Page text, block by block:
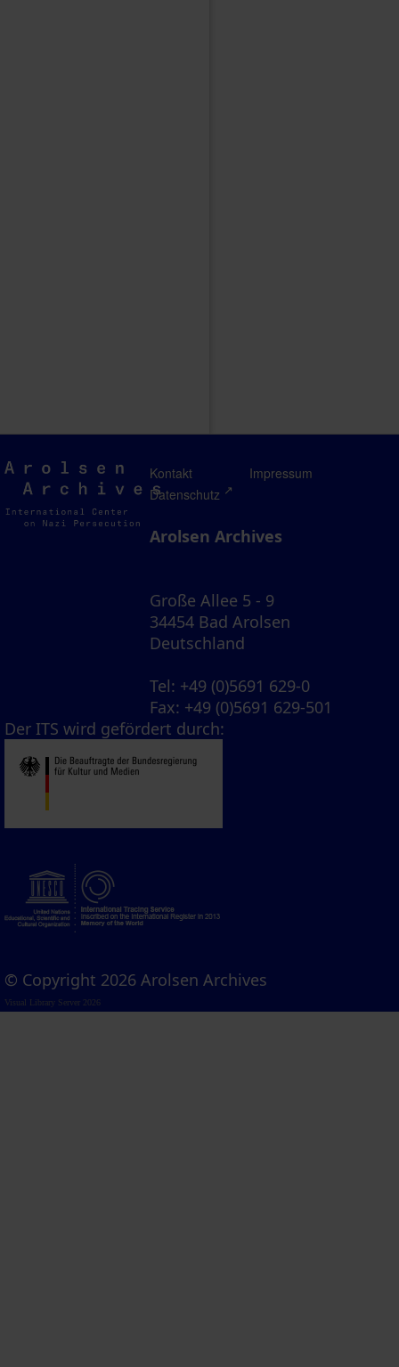
Arolsen
Archives
Kontakt
Impressum
Datenschutz
Arolsen Archives
Große Allee 5 - 9
34454 Bad Arolsen
Deutschland
Tel: +49 (0)5691 629-0
Fax: +49 (0)5691 629-501
Der ITS wird gefördert durch:
© Copyright 2026 Arolsen Archives
Visual Library Server 2026